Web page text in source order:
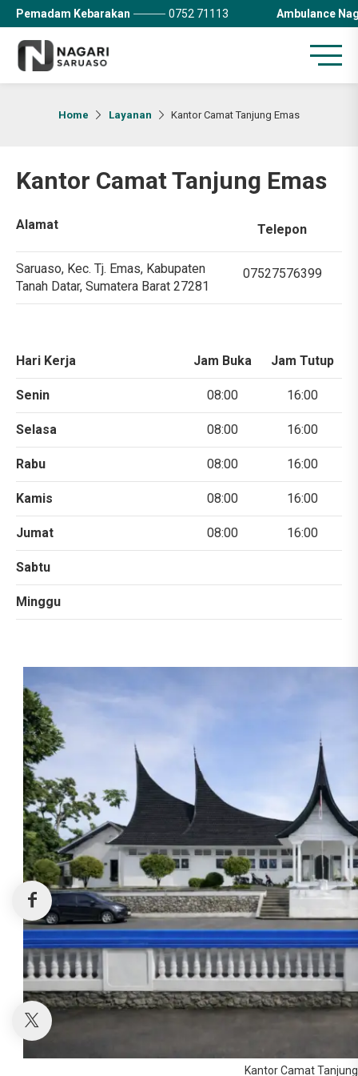
Pemadam Kebarakan 0752 71113 Ambulance
Home Layanan Kantor Camat Tanjung Emas
Kantor Camat Tanjung Emas
Alamat Telepon
Saruaso, Kec. Tj. Emas, Kabupaten
Tanah Datar, Sumatera Barat 27281
07527576399
Hari Kerja Jam Buka Jam Tutup
Senin 08:00 16:00
Selasa 08:00 16:00
Rabu 08:00 16:00
Kamis 08:00 16:00
Jumat 08:00 16:00
Sabtu
Minggu
Kantor Camat